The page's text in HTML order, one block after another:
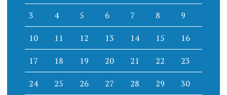
3 4 5 6 7 8 9
10 11 12 13 14 15 16
17 18 19 20 21 22 23
24 25 26 27 28 29 30